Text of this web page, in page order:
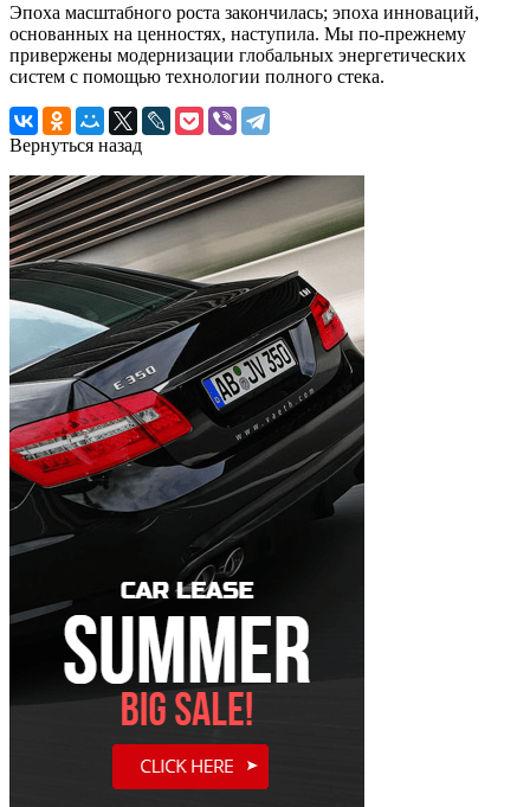
Эпоха масштабного роста закончилась; эпоха инноваций,
основанных на ценностях, наступила. Мы по-прежнему
привержены модернизации глобальных энергетических
систем с помощью технологии полного стека.
Вернуться назад